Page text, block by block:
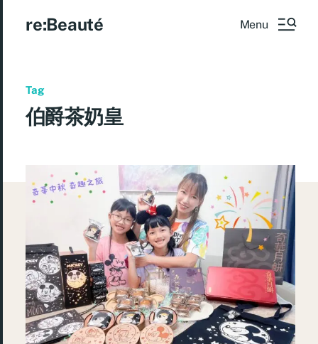
re:Beauté Menu
Tag
伯爵茶奶皇